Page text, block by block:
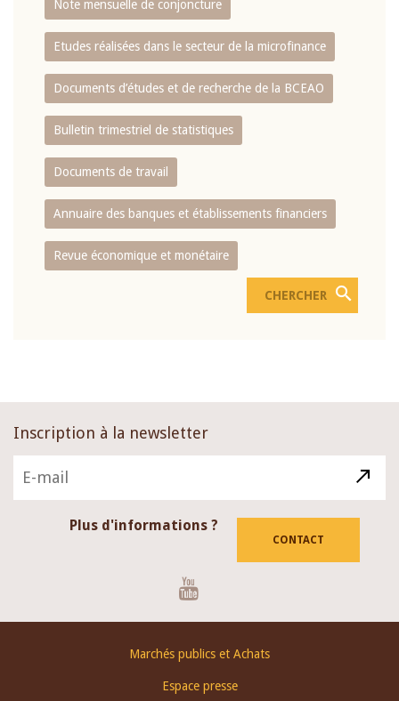
Note mensuelle de conjoncture
Etudes réalisées dans le secteur de la microfinance
Documents d’études et de recherche de la BCEAO
Bulletin trimestriel de statistiques
Documents de travail
Annuaire des banques et établissements financiers
Revue économique et monétaire
Inscription à la newsletter
Plus d'informations ?
CONTACT
Marchés publics et Achats
Espace presse